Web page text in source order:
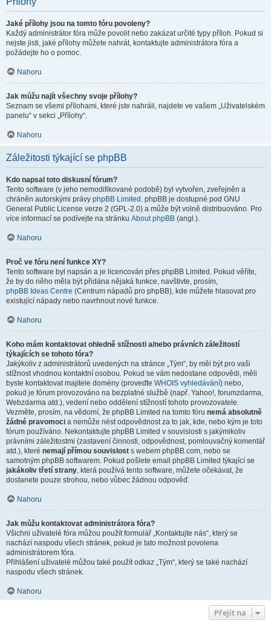
Jaké přílohy jsou na tomto fóru povoleny?
Každý administrátor fóra může povolit nebo zakázat určité typy příloh. Pokud si
nejste jisti, jaké přílohy můžete nahrát, kontaktujte administrátora fóra a
požádejte ho o pomoc.
Nahoru
Jak můžu najít všechny svoje přílohy?
Seznam se všemi přílohami, které jste nahráli, najdete ve vašem „Uživatelském
panelu“ v sekci „Přílohy“.
Nahoru
Záležitosti týkající se phpBB
Kdo napsal toto diskusní fórum?
Tento software (v jeho nemodifikované podobě) byl vytvořen, zveřejněn a
chráněn autorskými právy phpBB Limited . phpBB je dostupné pod GNU
General Public License verze 2 (GPL-2.0) a může být volně distribuováno. Pro
více informací se podívejte na stránku About phpBB (angl.).
Nahoru
Proč ve fóru není funkce XY?
Tento software byl napsán a je licencován přes phpBB Limited. Pokud věříte,
že by do něho měla být přidána nějaká funkce, navštivte, prosím,
phpBB Ideas Centre (Centrum nápadů pro phpBB), kde můžete hlasovat pro
existující nápady nebo navrhnout nové funkce.
Nahoru
Koho mám kontaktovat ohledně stížnosti a/nebo právních záležitostí
týkajících se tohoto fóra?
Jakýkoliv z administrátorů uvedených na stránce „Tým“, by měl být pro vaši
stížnost vhodnou kontaktní osobou. Pokud se vám nedostane odpovědi, měli
byste kontaktovat majitele domény (proveďte WHOIS vyhledávání) nebo,
pokud je fórum provozováno na bezplatné službě (např. Yahoo!, forumzdarma,
Webzdarma atd.), vedení nebo oddělení stížností tohoto provozovatele.
Vezměte, prosím, na vědomí, že phpBB Limited na tomto fóru nemá absolutně
žádné pravomoci a nemůže nést odpovědnost za to jak, kde, nebo kým je toto
fórum používáno. Nekontaktujte phpBB Limited v souvislosti s jakýmikoliv
právními záležitostmi (zastavení činnosti, odpovědnost, pomlouvačný komentář
atd.), které nemají přímou souvislost s webem phpBB.com, nebo se
samotným phpBB softwarem. Pokud pošlete email phpBB Limited týkající se
jakákoliv třetí strany, která používá tento software, můžete očekávat, že
dostanete pouze strohou, nebo vůbec žádnou odpověď.
Nahoru
Jak můžu kontaktovat administrátora fóra?
Všichni uživatelé fóra můžou použít formulář „Kontaktujte nás“, který se
nachází naspodu všech stránek, pokud je tato možnost povolena
administrátorem fóra.
Přihlášení uživatelé můžou také použít odkaz „Tým“, který se také nachází
naspodu všech stránek.
Nahoru
Přejít na